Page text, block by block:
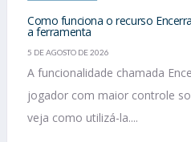
Como funciona o recurso
a ferramenta
5 DE AGOSTO DE 2026
A funcionalidade chamada
jogador com maior controle
veja como utilizá-la....